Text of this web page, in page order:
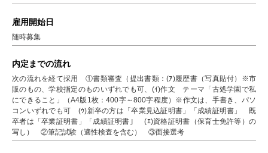
雇用開始日
随時募集
内定までの流れ
次の流れを経て採用 ①書類審査（提出書類：(ｱ)履歴書（写真貼付）※市
販のもの、学校指定のものいずれでも可、(ｲ)作文 テーマ「古処学園で私
にできること」（A4版1枚：400字～800字程度）※作文は、手書き、パソ
コンいずれでも可 (ｳ)新卒の方は「卒業見込証明書」「成績証明書」 既
卒者は「卒業証明書」「成績証明書」 (ｴ)資格証明書（保育士免許等）の
写し） ②筆記試験（適性検査を含む） ③面接選考